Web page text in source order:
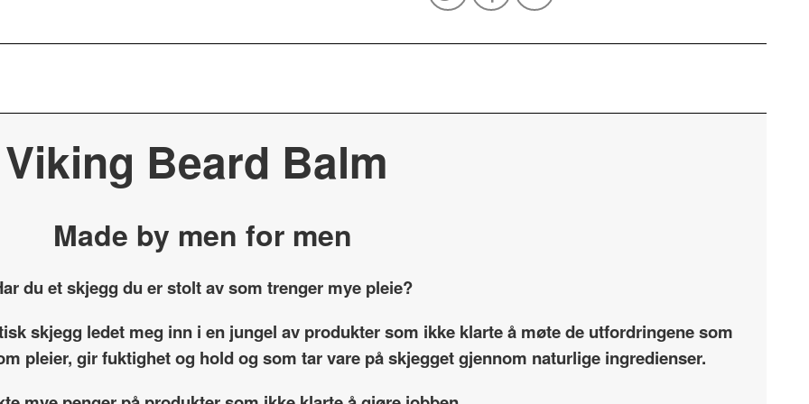
Viking Beard Balm
Made by men for men
du et skjegg du er stolt av som trenger mye pleie?
skjegg ledet meg inn i en jungel av produkter som ikke klarte å møte de utfordringene som
pleier, gir fuktighet og hold og som tar vare på skjegget gjennom naturlige ingredienser.